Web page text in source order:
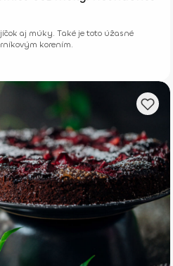
aj múky. Také je toto úžasné
korením.